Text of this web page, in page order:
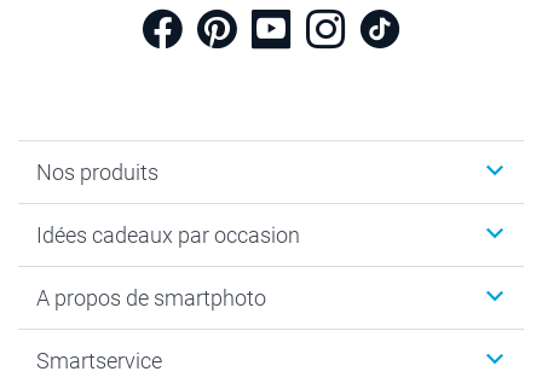
Nos produits
Calendrier photo & Agenda photo
Tirage photo & agrandissement
Faire-part & Cartes
Idées cadeaux par occasion
Anniversaire
Naissance & baptême
A propos de smartphoto
Plan du site
Smartservice